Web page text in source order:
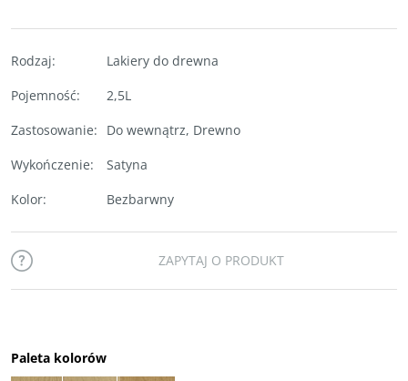
Rodzaj:
Lakiery do drewna
Pojemność:
2,5L
Zastosowanie: Do wewnątrz, Drewno
Wykończenie:
Satyna
Kolor: Bezbarwny
ZAPYTAJ O PRODUKT
Paleta kolorów